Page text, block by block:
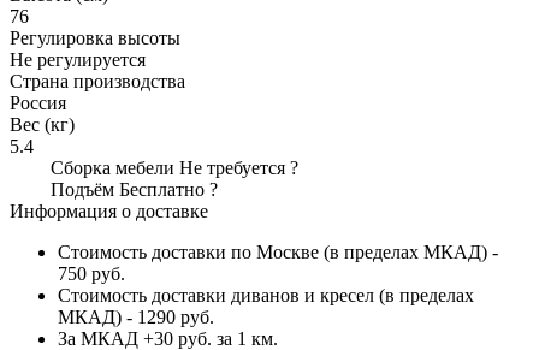
76
Регулировка высоты
Не регулируется
Страна производства
Россия
Вес (кг)
5.4
Сборка мебели Не требуется ?
Подъём Бесплатно ?
Информация о доставке
Стоимость доставки по Москве (в пределах МКАД) -
750 руб.
Стоимость доставки диванов и кресел (в пределах
МКАД) - 1290 руб.
За МКАД +30 руб. за 1 км.